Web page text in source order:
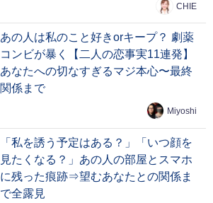
CHIE
あの人は私のこと好きorキープ？ 劇薬
コンビが暴く【二人の恋事実11連発】
あなたへの切なすぎるマジ本心〜最終
関係まで
Miyoshi
「私を誘う予定はある？」「いつ顔を
見たくなる？」あの人の部屋とスマホ
に残った痕跡⇒望むあなたとの関係ま
で全露見